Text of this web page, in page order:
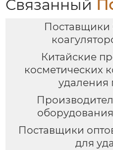
Связанный
Китайские
косметических
удаления
Поставщики
для